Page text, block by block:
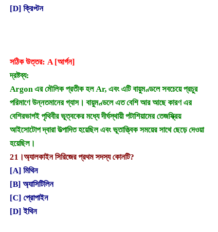
[D] ক্রিপ্টন
সঠিক উত্তর: A [আর্গন]
দ্রষ্টব্য:
Argon এর মৌলিক প্রতীক হল Ar, এবং এটি বায়ুমণ্ডলে সবচেয়ে প্রচুর
পরিমাণে উন্নতমানের গ্যাস। বায়ুমণ্ডলে এত বেশি আর আছে কারণ এর
বেশিরভাগই পৃথিবীর ভূত্বকের মধ্যে দীর্ঘস্থায়ী পটাশিয়ামের তেজস্ক্রিয়
আইসোটোপ দ্বারা উত্পাদিত হয়েছিল এবং ভূতাত্ত্বিক সময়ের সাথে ছেড়ে দেওয়া
হয়েছিল।
21।অ্যালকাইন সিরিজের প্রথম সদস্য কোনটি?
[A] মিথিন
[B] অ্যাসিটিলিন
[C] প্রোপাইন
[D] ইথিন